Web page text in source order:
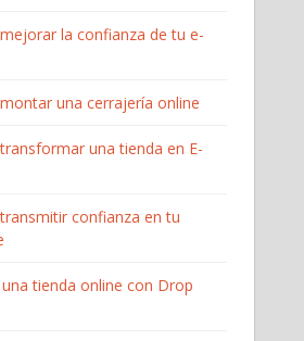
la confianza de tu e-
una cerrajería online
una tienda en E-
confianza en tu
tienda online con Drop